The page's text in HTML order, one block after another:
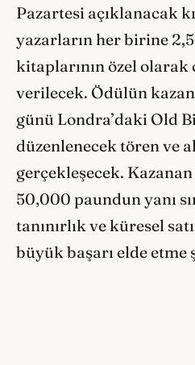
Pazartesi açıklanacak
yazarların her birine
kitaplarının özel olarak
verilecek. Ödülün
günü Londra’daki Old
düzenlenecek tören ve
gerçekleşecek.
50,000 paundun yanı
tanınırlık ve küresel
büyük başarı elde etme